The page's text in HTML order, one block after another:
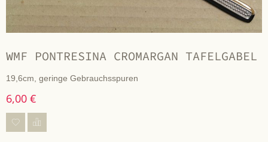
WMF PONTRESINA CROMARGAN TAFELGABEL
19,6cm, geringe Gebrauchsspuren
6,00 €